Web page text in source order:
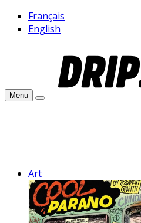
Français
English
Menu
Art